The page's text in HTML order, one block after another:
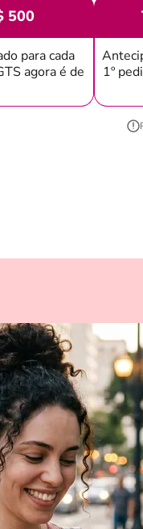
500
para cada
agora é de
1º